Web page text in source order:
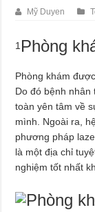
Mỹ Duyen
1 Phòng
Phòng khám
Do đó bệnh nhân
toàn yên tâm về
mình. Ngoài ra,
phương pháp
là một địa chỉ
nghiệm tốt nhất